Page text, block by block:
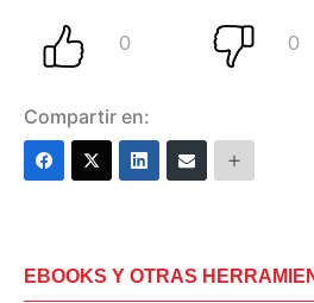
Compartir en:
EBOOKS Y OTRAS